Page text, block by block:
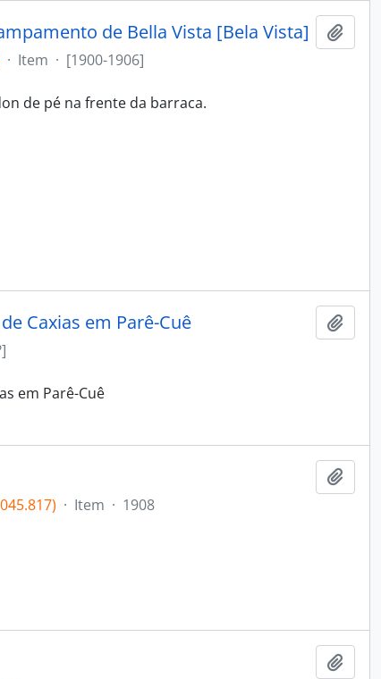
de Bella Vista [Bela Vista]
· Item · [1900-1906]
de pé na frente da barraca.
Caxias em Parê-Cuê
em Parê-Cuê
· Item · 1908